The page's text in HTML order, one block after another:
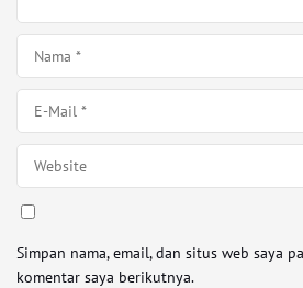
Simpan nama, email, dan situs web saya
komentar saya berikutnya.